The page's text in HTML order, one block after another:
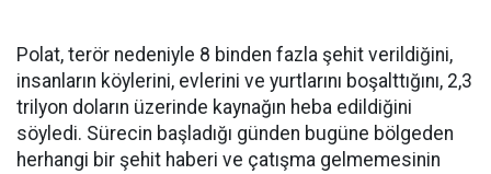
Polat, terör nedeniyle 8 binden fazla şehit verildiğini,
insanların köylerini, evlerini ve yurtlarını boşalttığını, 2,3
trilyon doların üzerinde kaynağın heba edildiğini
söyledi. Sürecin başladığı günden bugüne bölgeden
herhangi bir şehit haberi ve çatışma gelmemesinin